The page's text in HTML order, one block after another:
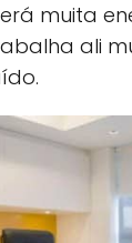
muita
ali